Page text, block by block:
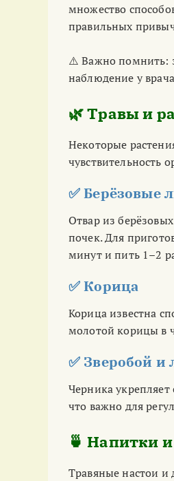
множество
правильных
⚠️ Важно помнить:
наблюдение у
🌿 Травы и
Некоторые
чувствительность
✅ Берёзовые
Отвар из
почек. Для
минут и пить 1–2
✅ Корица
Корица известна
молотой корицы в
✅ Зверобой и
Черника
что важно для
🍵 Напитки
Травяные настои